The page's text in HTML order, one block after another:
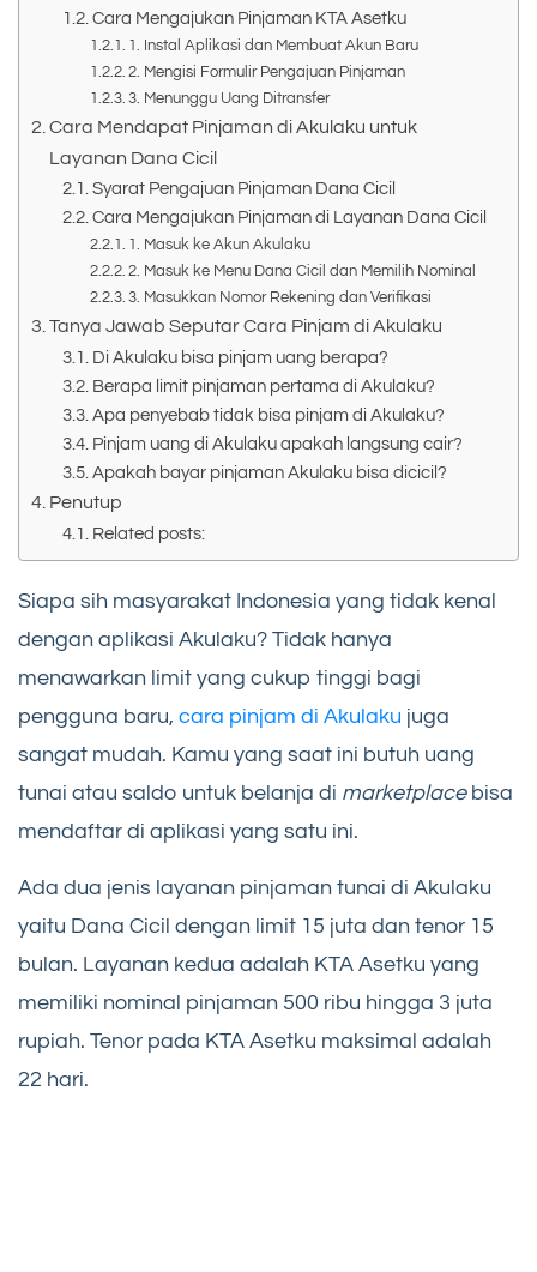
Cara Mengajukan Pinjaman KTA Asetku
1. Instal Aplikasi dan Membuat Akun Baru
2. Mengisi Formulir Pengajuan Pinjaman
3. Menunggu Uang Ditransfer
Cara Mendapat Pinjaman di Akulaku untuk
Layanan Dana Cicil
Syarat Pengajuan Pinjaman Dana Cicil
Cara Mengajukan Pinjaman di Layanan Dana Cicil
1. Masuk ke Akun Akulaku
2. Masuk ke Menu Dana Cicil dan Memilih Nominal
3. Masukkan Nomor Rekening dan Verifikasi
Tanya Jawab Seputar Cara Pinjam di Akulaku
Di Akulaku bisa pinjam uang berapa?
Berapa limit pinjaman pertama di Akulaku?
Apa penyebab tidak bisa pinjam di Akulaku?
Pinjam uang di Akulaku apakah langsung cair?
Apakah bayar pinjaman Akulaku bisa dicicil?
Penutup
Related posts:
Siapa sih masyarakat Indonesia yang tidak kenal
dengan aplikasi Akulaku? Tidak hanya
menawarkan limit yang cukup tinggi bagi
pengguna baru, cara pinjam di Akulaku juga
sangat mudah. Kamu yang saat ini butuh uang
tunai atau saldo untuk belanja di marketplacebisa
mendaftar di aplikasi yang satu ini.
Ada dua jenis layanan pinjaman tunai di Akulaku
yaitu Dana Cicil dengan limit 15 juta dan tenor 15
bulan. Layanan kedua adalah KTA Asetku yang
memiliki nominal pinjaman 500 ribu hingga 3 juta
rupiah. Tenor pada KTA Asetku maksimal adalah
22 hari.